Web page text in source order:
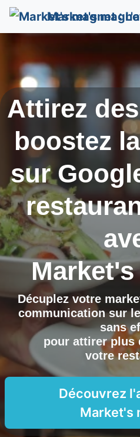
Market's
Attirez
boostez
sur
Décuplez votre
communication sur
sans
pour attirer plus
votre
Découvrez
Market's